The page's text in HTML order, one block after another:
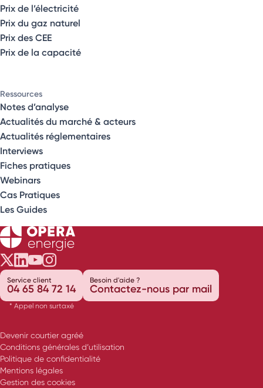
Prix de l’électricité
Prix du gaz naturel
Prix des CEE
Prix de la capacité
Ressources
Notes d’analyse
Actualités du marché & acteurs
Actualités réglementaires
Interviews
Fiches pratiques
Webinars
Cas Pratiques
Les Guides
Opéra Énergie sur Twitter
Opéra Énergie sur LinkedIn
Opéra Énergie sur Youtube
Opéra Énergie sur Instagram
Service client
04 65 84 72 14
* Appel non surtaxé
Besoin d'aide ?
Contactez-nous par mail
Devenir courtier agréé
Conditions générales d’utilisation
Politique de confidentialité
Mentions légales
Gestion des cookies